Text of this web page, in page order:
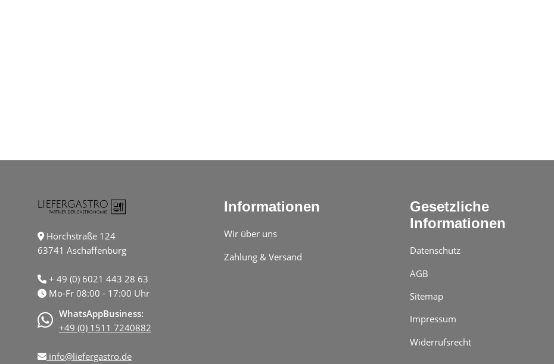
Horchstraße 124
63741 Aschaffenburg
+ 49 (0) 6021 443 28 63
Mo-Fr 08:00 - 17:00 Uhr
WhatsAppBusiness:
+49 (0) 1511 7240882
info@liefergastro.de
Informationen
Wir über uns
Zahlung & Versand
Gesetzliche
Informationen
Datenschutz
AGB
Sitemap
Impressum
Widerrufsrecht